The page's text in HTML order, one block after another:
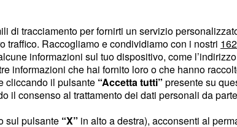
di tracciamento per fornirti un servizio
traffico. Raccogliamo e condividiamo con i nostri
informazioni sul tuo dispositivo, come
informazioni che hai fornito loro o che hanno
cliccando il pulsante “Accetta tutti” presente su
il consenso al trattamento dei dati personali da
sul pulsante “X” in alto a destra), acconsenti al